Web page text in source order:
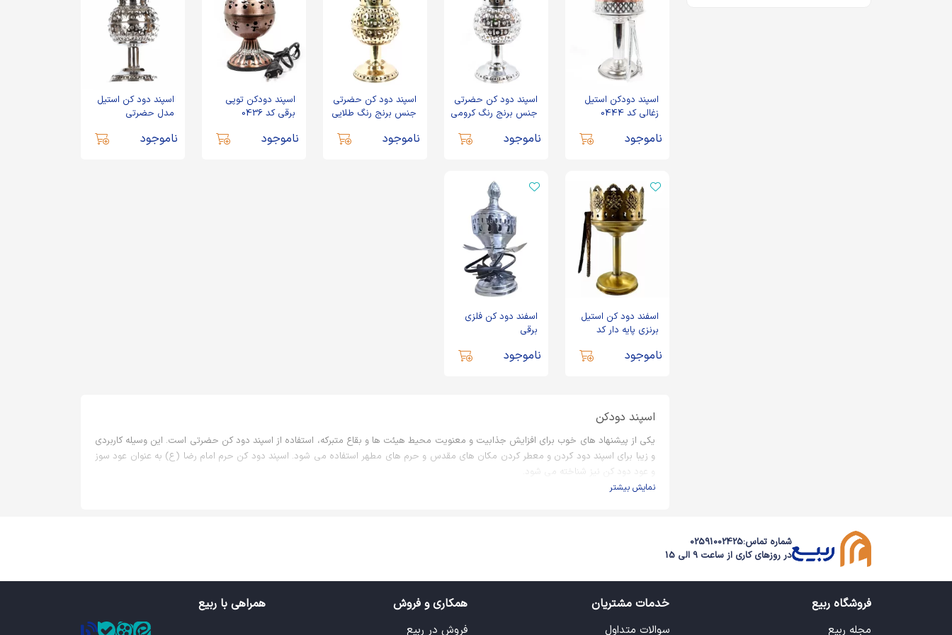
اسپند دودکن استیل
زغالی کد 0444
ناموجود
اسپند دود کن حضرتی
جنس برنج رنگ کرومی
0412
ناموجود
اسپند دود کن حضرتی
جنس برنج رنگ طلایی
0413
ناموجود
اسپند دودکن توپی
برقی کد 0436
ناموجود
اسپند دود کن استیل
مدل حضرتی
ناموجود
اسفند دود کن استیل
برنزی پایه دار کد
ناموجود
اسفند دود کن فلزی
برقی
ناموجود
اسپند دودکن
یکی از پیشنهاد های خوب برای افزایش جذابیت و معنویت محیط هیئت ها و بقاع متبرکه، استفاده از اسپند دود کن حضرتی است. این وسیله کاربردی
و زیبا برای اسپند دود کردن و معطر کردن مکان های مقدس و حرم های مطهر استفاده می شود. اسپند دود کن حرم امام رضا (ع) به عنوان عود سوز
و عود دود کن نیز شناخته می شود.
در ما بیدار می سازد.
خرید اسپند دود کن هیئتی
نمایش بیشتر
شماره تماس:02591002425
در روزهای کاری از ساعت 9 الی 15
فروشگاه ربیع
مجله ربیع
خدمات مشتریان
سوالات متداول
همکاری و فروش
فروش در ربیع
همراهی با ربیع